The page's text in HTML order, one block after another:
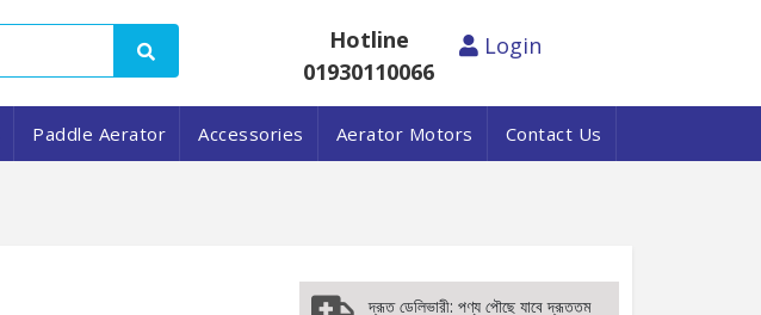
Hotline
01930110066
Login
Paddle Aerator Accessories Aerator Motors Contact Us
দ্রূত ডেলিভারী: পণ্য পৌছে যাবে দ্রূততম